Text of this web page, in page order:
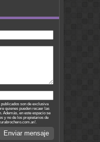
son de exclusiva
quienes pueden recaer las
Además, en este espacio se
y no de los propietarios de
.
Enviar mensaje